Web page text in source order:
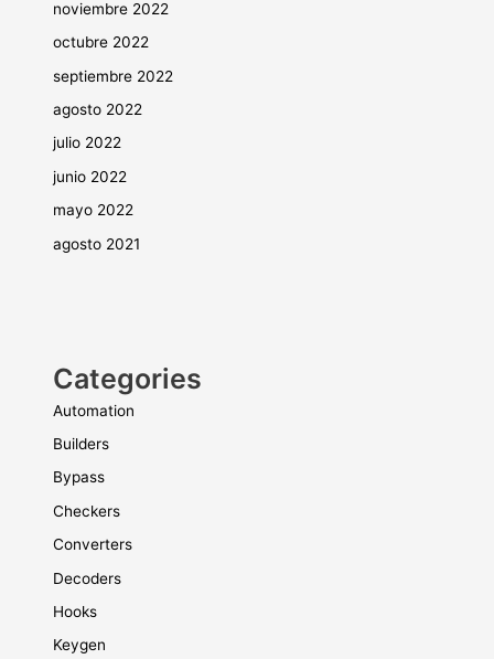
noviembre 2022
octubre 2022
septiembre 2022
agosto 2022
julio 2022
junio 2022
mayo 2022
agosto 2021
Categories
Automation
Builders
Bypass
Checkers
Converters
Decoders
Hooks
Keygen